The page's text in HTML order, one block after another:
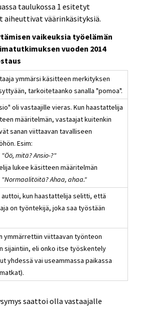
taulukossa 1 esitetyt
aiheuttivat väärinkäsityksiä.
vaikeuksia työelämän
vuoden 2014
ymmärsi käsitteen merkityksen
tarkoitetaanko sanalla "pomoa".
oli vastaajille vieras. Kun haastattelija
määritelmän, vastaajat kuitenkin
sanan viittaavan tavalliseen
Esim:
"Öö, mitä? Ansio-?"
lukee käsitteen määritelmän
"Normaalitöitä? Ahaa, ahaa."
auttoi, kun haastattelija selitti, että
on työntekijä, joka saa työstään
ymmärrettiin viittaavan työnteon
sijaintiin, eli onko itse työskentely
yhdessä vai useammassa paikassa
saattoi olla vastaajalle